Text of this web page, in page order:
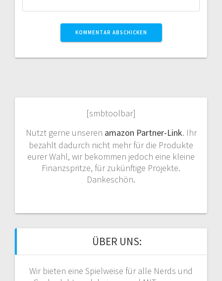
[smbtoolbar]
Nutzt gerne unseren amazon Partner-Link. Ihr
bezahlt dadurch nicht mehr für die Produkte
eurer Wahl, wir bekommen jedoch eine kleine
Finanzspritze, für zukünftige Projekte.
Dankeschön.
ÜBER UNS:
Wir bieten eine Spielweise für alle Nerds und